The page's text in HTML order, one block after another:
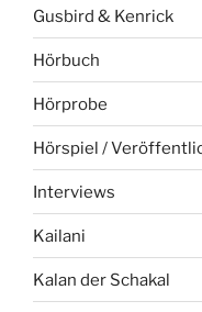
Gusbird & Kenrick
Hörbuch
Hörprobe
Hörspiel /
Interviews
Kailani
Kalan der Schakal